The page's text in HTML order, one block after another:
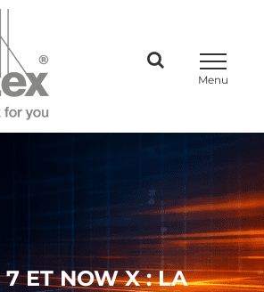
ET NOW X : LA